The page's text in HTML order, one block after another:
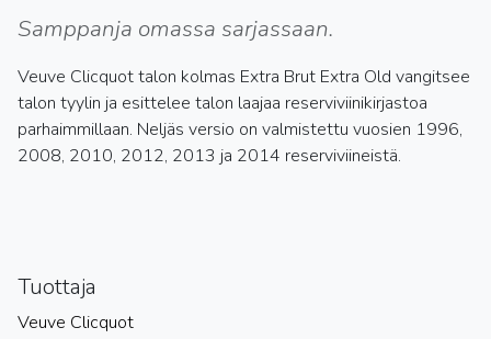
Samppanja omassa sarjassaan.
Veuve Clicquot talon kolmas Extra Brut Extra Old vangitsee
talon tyylin ja esittelee talon laajaa reserviviinikirjastoa
parhaimmillaan. Neljäs versio on valmistettu vuosien 1996,
2008, 2010, 2012, 2013 ja 2014 reserviviineistä.
Tuottaja
Veuve Clicquot